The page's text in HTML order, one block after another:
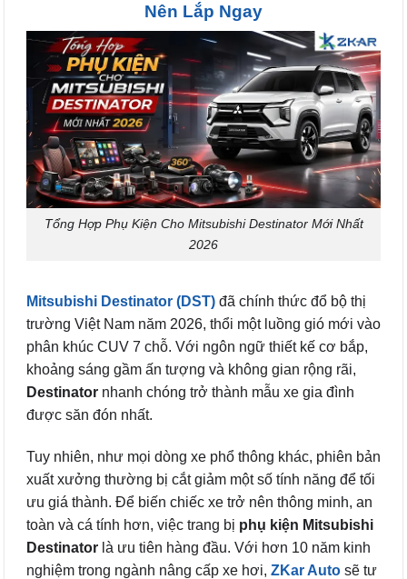
Nên Lắp Ngay
Tổng Hợp Phụ Kiện Cho Mitsubishi Destinator Mới Nhất
2026
Mitsubishi Destinator (DST) đã chính thức đổ bộ thị
trường Việt Nam năm 2026, thổi một luồng gió mới vào
phân khúc CUV 7 chỗ. Với ngôn ngữ thiết kế cơ bắp,
khoảng sáng gầm ấn tượng và không gian rộng rãi,
Destinator nhanh chóng trở thành mẫu xe gia đình
được săn đón nhất.
Tuy nhiên, như mọi dòng xe phổ thông khác, phiên bản
xuất xưởng thường bị cắt giảm một số tính năng để tối
ưu giá thành. Để biến chiếc xe trở nên thông minh, an
toàn và cá tính hơn, việc trang bị phụ kiện Mitsubishi
Destinator là ưu tiên hàng đầu. Với hơn 10 năm kinh
nghiệm trong ngành nâng cấp xe hơi, ZKar Auto sẽ tư